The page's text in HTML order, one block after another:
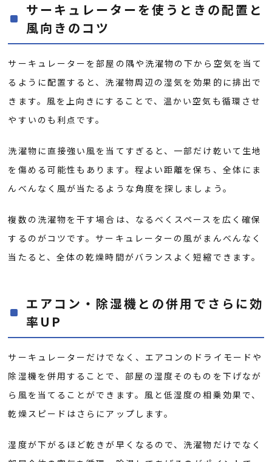
サーキュレーターを使うときの配置と
風向きのコツ
サーキュレーターを部屋の隅や洗濯物の下から空気を当て
るように配置すると、洗濯物周辺の湿気を効果的に排出で
きます。風を上向きにすることで、温かい空気も循環させ
やすいのも利点です。
洗濯物に直接強い風を当てすぎると、一部だけ乾いて生地
を傷める可能性もあります。程よい距離を保ち、全体にま
んべんなく風が当たるような角度を探しましょう。
複数の洗濯物を干す場合は、なるべくスペースを広く確保
するのがコツです。サーキュレーターの風がまんべんなく
当たると、全体の乾燥時間がバランスよく短縮できます。
エアコン・除湿機との併用でさらに効
率UP
サーキュレーターだけでなく、エアコンのドライモードや
除湿機を併用することで、部屋の湿度そのものを下げなが
ら風を当てることができます。風と低湿度の相乗効果で、
乾燥スピードはさらにアップします。
湿度が下がるほど乾きが早くなるので、洗濯物だけでなく